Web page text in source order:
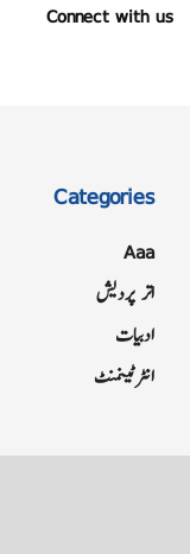
Connect with us
Categories
Aaa
اتر پردیش
ادبیات
انٹرٹینمنٹ